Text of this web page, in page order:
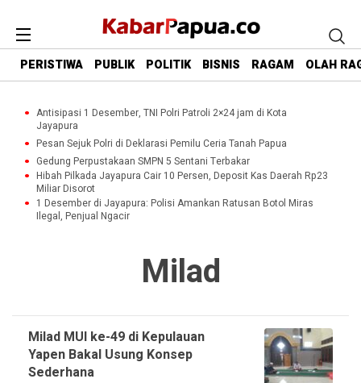
PERISTIWA PUBLIK POLITIK BISNIS RAGAM OLAH
Antisipasi 1 Desember, TNI Polri Patroli 2×24 jam di Kota
Jayapura
Pesan Sejuk Polri di Deklarasi Pemilu Ceria Tanah Papua
Gedung Perpustakaan SMPN 5 Sentani Terbakar
Hibah Pilkada Jayapura Cair 10 Persen, Deposit Kas Daerah Rp23
Miliar Disorot
1 Desember di Jayapura: Polisi Amankan Ratusan Botol Miras
Ilegal, Penjual Ngacir
Milad
Milad MUI ke-49 di Kepulauan
Yapen Bakal Usung Konsep
Sederhana